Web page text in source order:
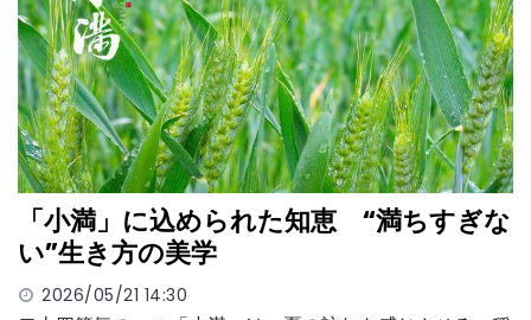
「小満」に込められた知恵 “満ちすぎな
い”生き方の美学
2026/05/21 14:30